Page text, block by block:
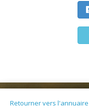
Retourner vers l'annuaire